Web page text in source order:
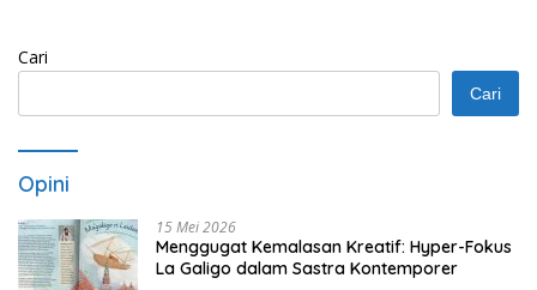
Cari
Cari
Opini
15 Mei 2026
Menggugat Kemalasan Kreatif: Hyper-Fokus
La Galigo dalam Sastra Kontemporer